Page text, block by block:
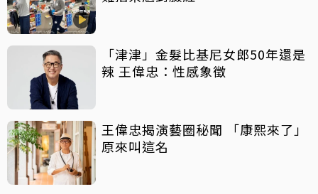
「津津」金髮比基尼女郎50年還是
辣 王偉忠：性感象徵
王偉忠揭演藝圈秘聞 「康熙來了」
原來叫這名